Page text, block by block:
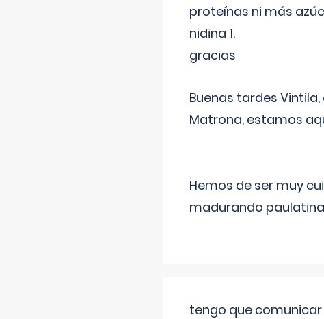
proteínas ni más
nidina 1.
gracias
Buenas tardes
Matrona, estamos
Hemos de ser muy
madurando
tengo que